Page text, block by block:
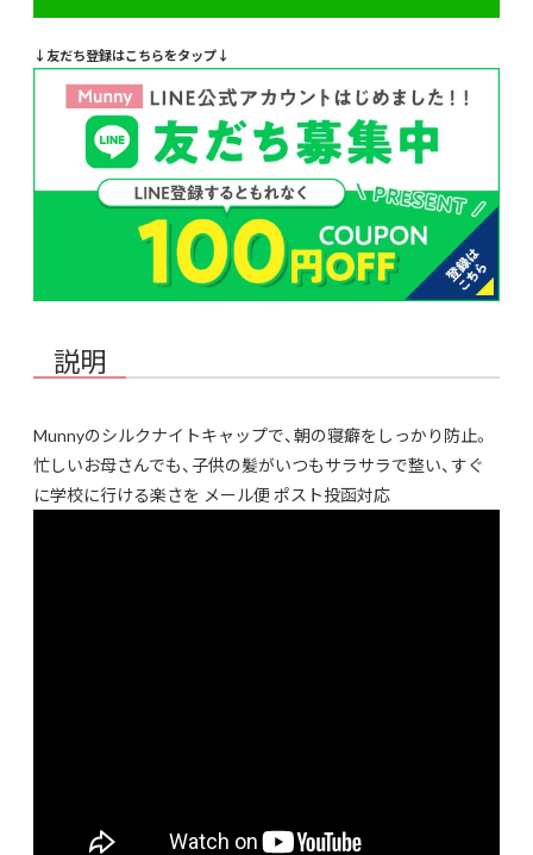
↓友だち登録はこちらをタップ↓
説明
Munnyのシルクナイトキャップで、朝の寝癖をしっかり防止。
忙しいお母さんでも、子供の髪がいつもサラサラで整い、すぐ
に学校に行ける楽さを メール便 ポスト投函対応